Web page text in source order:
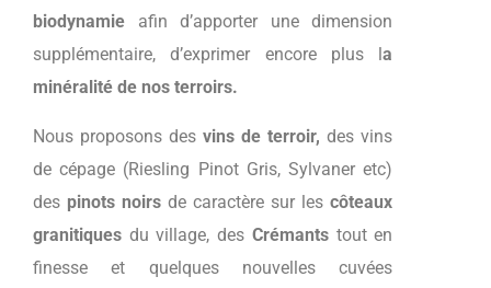
biodynamie afin d’apporter une dimension
supplémentaire, d’exprimer encore plus la
minéralité de nos terroirs.
Nous proposons desvins de terroir, des vins
de cépage (Riesling Pinot Gris, Sylvaner etc)
des pinots noirsde caractère sur les côteaux
granitiques du village, des Crémants tout en
finesse et quelques nouvelles cuvées